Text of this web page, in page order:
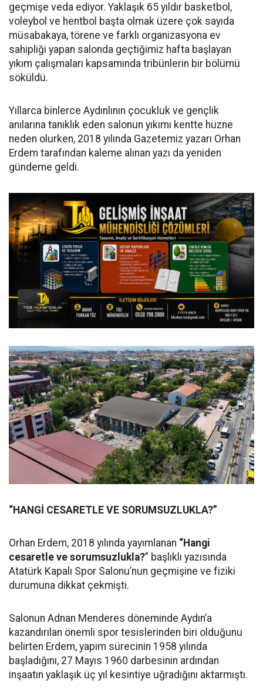
geçmişe veda ediyor. Yaklaşık 65 yıldır basketbol,
voleybol ve hentbol başta olmak üzere çok sayıda
müsabakaya, törene ve farklı organizasyona ev
sahipliği yapan salonda geçtiğimiz hafta başlayan
yıkım çalışmaları kapsamında tribünlerin bir bölümü
söküldü.
Yıllarca binlerce Aydınlının çocukluk ve gençlik
anılarına tanıklık eden salonun yıkımı kentte hüzne
neden olurken, 2018 yılında Gazetemiz yazarı Orhan
Erdem tarafından kaleme alınan yazı da yeniden
gündeme geldi.
“HANGİ CESARETLE VE SORUMSUZLUKLA?”
Orhan Erdem, 2018 yılında yayımlanan “Hangi
cesaretle ve sorumsuzlukla?” başlıklı yazısında
Atatürk Kapalı Spor Salonu’nun geçmişine ve fiziki
durumuna dikkat çekmişti.
Salonun Adnan Menderes döneminde Aydın’a
kazandırılan önemli spor tesislerinden biri olduğunu
belirten Erdem, yapım sürecinin 1958 yılında
başladığını, 27 Mayıs 1960 darbesinin ardından
inşaatın yaklaşık üç yıl kesintiye uğradığını aktarmıştı.